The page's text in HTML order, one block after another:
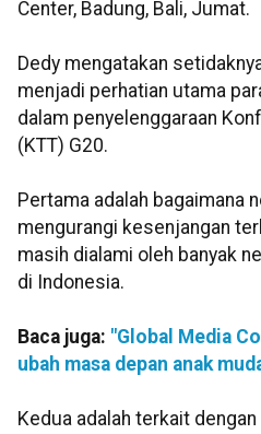
Center, Badung, Bali, Jumat.
Dedy mengatakan
menjadi perhatian utama
dalam penyelenggaraan
(KTT) G20.
Pertama adalah bagaimana
mengurangi kesenjangan
masih dialami oleh banyak
di Indonesia.
Baca juga: "Global Media
ubah masa depan anak
Kedua adalah terkait